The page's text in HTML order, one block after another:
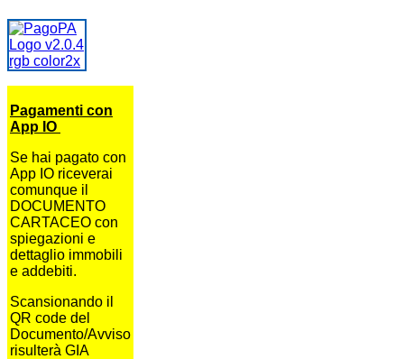
Pagamenti con
App IO
Se hai pagato con
App IO riceverai
comunque il
DOCUMENTO
CARTACEO con
spiegazioni e
dettaglio immobili
e addebiti.
Scansionando il
QR code del
Documento/Avviso
risulterà GIA